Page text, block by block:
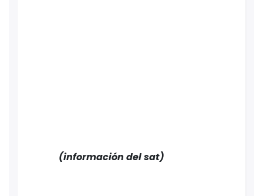
(información del sat)